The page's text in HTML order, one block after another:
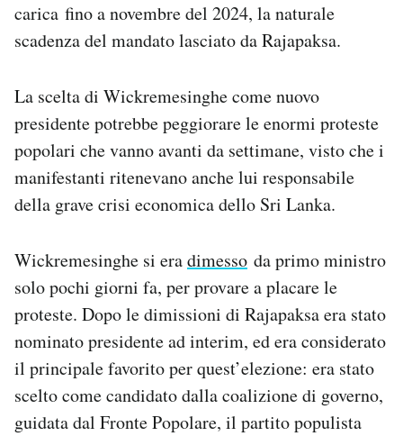
carica fino a novembre del 2024, la naturale
scadenza del mandato lasciato da Rajapaksa.
La scelta di Wickremesinghe come nuovo
presidente potrebbe peggiorare le enormi proteste
popolari che vanno avanti da settimane, visto che i
manifestanti ritenevano anche lui responsabile
della grave crisi economica dello Sri Lanka.
Wickremesinghe si eradimesso da primo ministro
solo pochi giorni fa, per provare a placare le
proteste. Dopo le dimissioni di Rajapaksa era stato
nominato presidente ad interim, ed era considerato
il principale favorito per quest’elezione: era stato
scelto come candidato dalla coalizione di governo,
guidata dal Fronte Popolare, il partito populista